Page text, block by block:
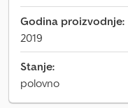
Godina proizvodnje:
2019
Stanje:
polovno